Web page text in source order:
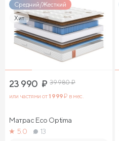
Средний/Жесткий
Хит
23 990 ₽ 39 980₽
или частями от1 999₽ в мес.
Матрас Eco Optima
5.0
13